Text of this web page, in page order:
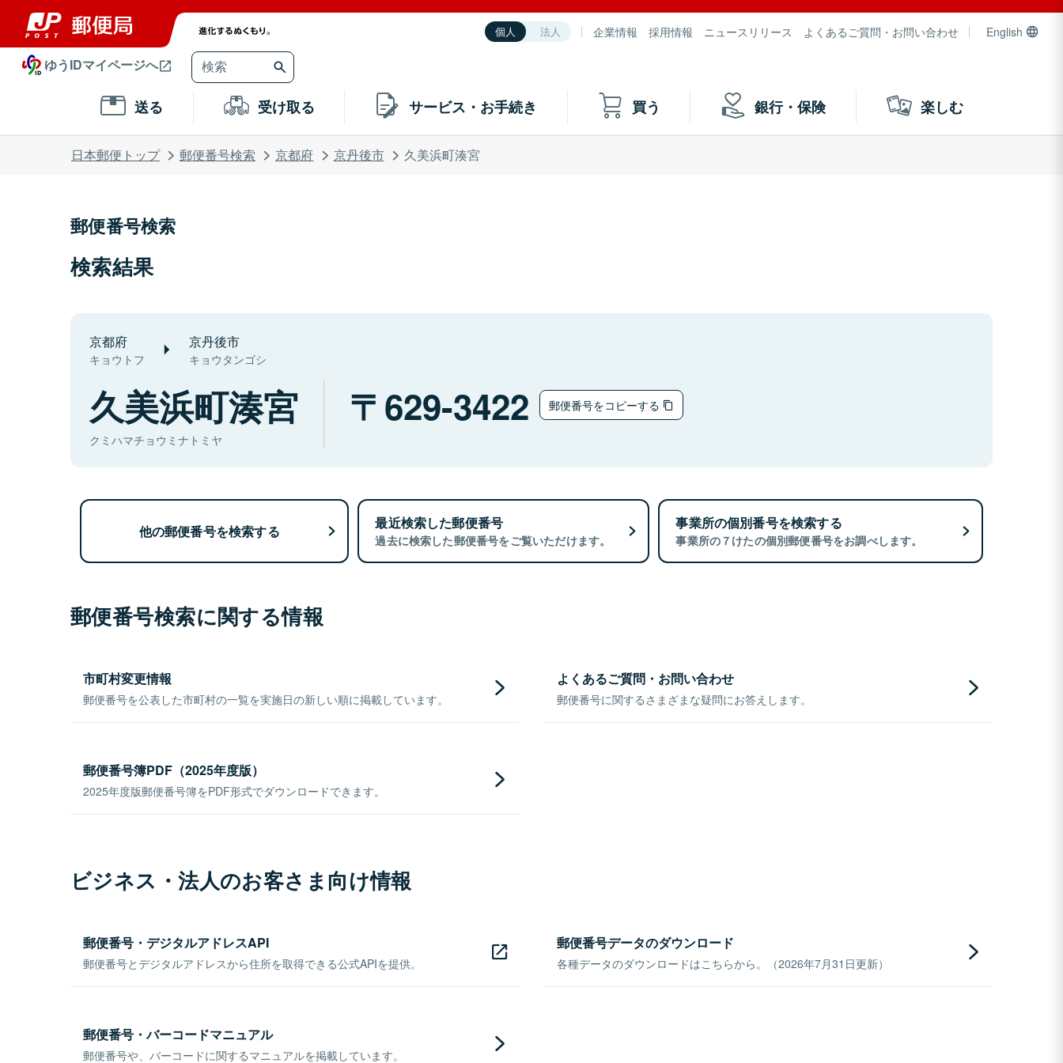
個人 法人 企業情報 採用情報 ニュースリリース よくあるご質問・お問い合わせ English
ゆうIDマイページへ
送る 受け取る サービス・お手続き 買う 銀行・保険 楽しむ
日本郵便トップ 郵便番号検索 京都府 京丹後市 久美浜町湊宮
郵便番号検索
検索結果
京都府
キョウトフ
京丹後市
キョウタンゴシ
久美浜町湊宮
クミハマチョウミナトミヤ
629-3422 郵便番号をコピーする
他の郵便番号を検索する 最近検索した郵便番号
過去に検索した郵便番号をご覧いただけます。
事業所の個別番号を検索する
事業所の７けたの個別郵便番号をお調べします。
郵便番号検索に関する情報
市町村変更情報
郵便番号を公表した市町村の一覧を実施日の新しい順に掲載しています。
よくあるご質問・お問い合わせ
郵便番号に関するさまざまな疑問にお答えします。
郵便番号簿PDF（2025年度版）
2025年度版郵便番号簿をPDF形式でダウンロードできます。
ビジネス・法人のお客さま向け情報
郵便番号・デジタルアドレスAPI
郵便番号とデジタルアドレスから住所を取得できる公式APIを提供。
郵便番号データのダウンロード
各種データのダウンロードはこちらから。（2026年7月31日更新）
郵便番号・バーコードマニュアル
郵便番号や、バーコードに関するマニュアルを掲載しています。